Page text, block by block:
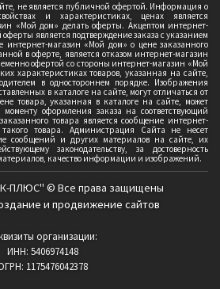
не является публичной офертой. Информация о
и характеристиках, ценах является
«Мой дом» делать оферты. Акцептом интернет-
является подтверждение заказа с указанием
магазин «Мой дом» о цене заказанного
в оферте, является отказом интернет-магазин
офертой со стороны интернет-магазин «Мой
характеристиках товаров, указанная на сайте,
в одностороннем порядке. Изображения
в каталоге на сайте, могут отличаться от
товара, указанная в каталоге на сайте, может
оформления заказа на соответствующий
товара является сообщение интернет-
товара. Администрация Сайта не несет
сообщений и других материалов на сайте, их
законодательству, за достоверность
качество информации и изображений.
ПЛЮС" © Все права защищены
и продвижение сайтов
организации:
ИНН: 5406974148
1175476042378